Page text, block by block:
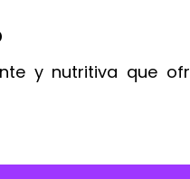
y nutritiva que